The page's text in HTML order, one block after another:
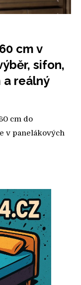
cm v
sifon,
a reálný
cm do
v panelákových